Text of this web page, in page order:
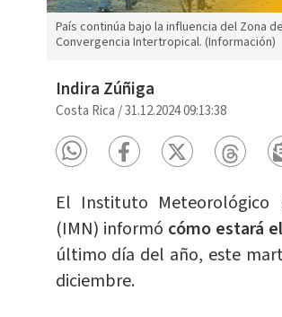
País continúa bajo la influencia del Zona de
Convergencia Intertropical. (Información)
Indira Zúñiga
Costa Rica /31.12.2024 09:13:38
El Instituto Meteorológico
(IMN) informó cómo estará
último día del año, este
diciembre.